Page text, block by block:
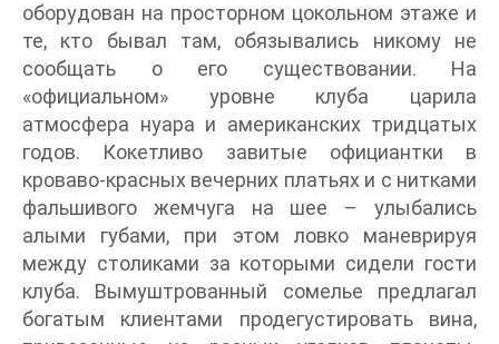
оборудован на просторном цокольном этаже и
те, кто бывал там, обязывались никому не
сообщать о его существовании. На
«официальном» уровне клуба царила
атмосфера нуара и американских тридцатых
годов. Кокетливо завитые официантки в
кроваво-красных вечерних платьях и с нитками
фальшивого жемчуга на шее – улыбались
алыми губами, при этом ловко маневрируя
между столиками за которыми сидели гости
клуба. Вымуштрованный сомелье предлагал
богатым клиентами продегустировать вина,